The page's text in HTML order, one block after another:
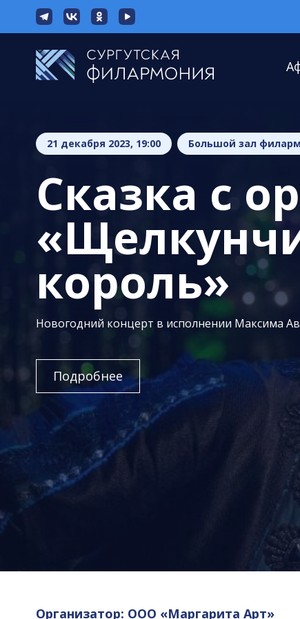
21 декабря 2023, 19:00 Большой зал
Сказка с
король»
Новогодний концерт в исполнении Максима
Подробнее
Организатор: ООО «Маргарита Арт»